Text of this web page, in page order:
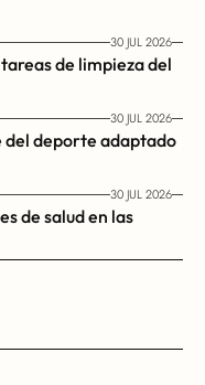
30 JUL 2026
de limpieza del
30 JUL 2026
del deporte adaptado
30 JUL 2026
de salud en las